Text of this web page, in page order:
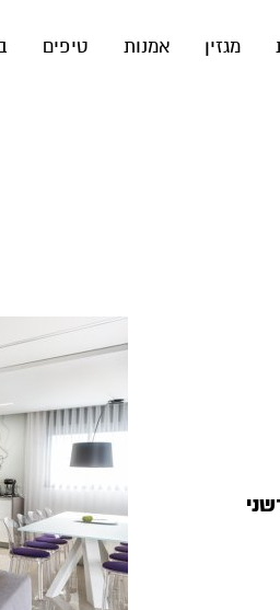
מגזין אמנות טיפים